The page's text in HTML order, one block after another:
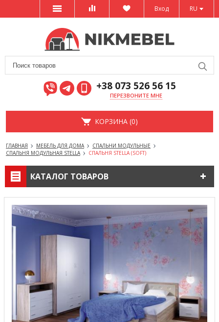
RU
Вход
+38 073 526 56 15
ПЕРЕЗВОНИТЕ МНЕ
КОРЗИНА (0)
ГЛАВНАЯ МЕБЕЛЬ ДЛЯ ДОМА
СПАЛЬНИ МОДУЛЬНЫЕ
СПАЛЬНЯ МОДУЛЬНАЯ STELLA
СПАЛЬНЯ STELLA (SOFT)
КАТАЛОГ ТОВАРОВ